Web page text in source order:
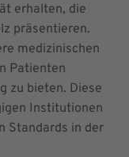
erhalten, die
präsentieren.
medizinischen
Patienten
zu bieten. Diese
Institutionen
Standards in der